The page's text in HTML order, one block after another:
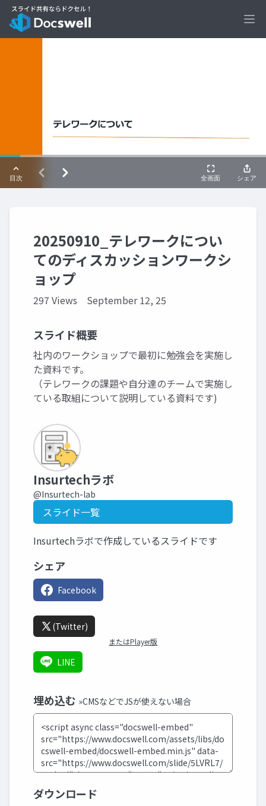
20250910_テレワークについ
てのディスカッションワークシ
ョップ
297 Views September 12, 25
スライド概要
社内のワークショップで最初に勉強会を実施し
た資料です。
（テレワークの課題や自分達のチームで実施し
ている取組について説明している資料です)
Insurtechラボ
@Insurtech-lab
スライド一覧
Insurtechラボで作成しているスライドです
シェア
Facebook
(Twitter)
またはPlayer版
LINE
埋め込む »CMSなどでJSが使えない場合
ダウンロード